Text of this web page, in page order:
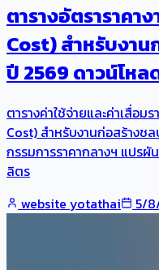
ตารางอัตราราค
Cost) สำหรับงาน
ปี 2569 ดาวน์โหล
ตารางค่าใช้จ่ายและค่าเสื่อ
Cost) สำหรับงานก่อสร้างช
กรรมการราคากลางฯ แปร
ลิตร
website yotathai
5/